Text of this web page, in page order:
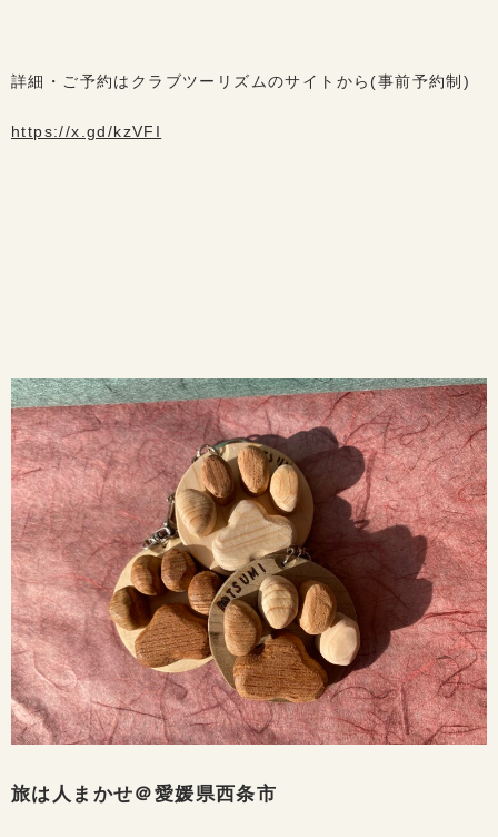
詳細・ご予約はクラブツーリズムのサイトから(事前予約制)
https://x.gd/kzVFI
旅は人まかせ＠愛媛県西条市